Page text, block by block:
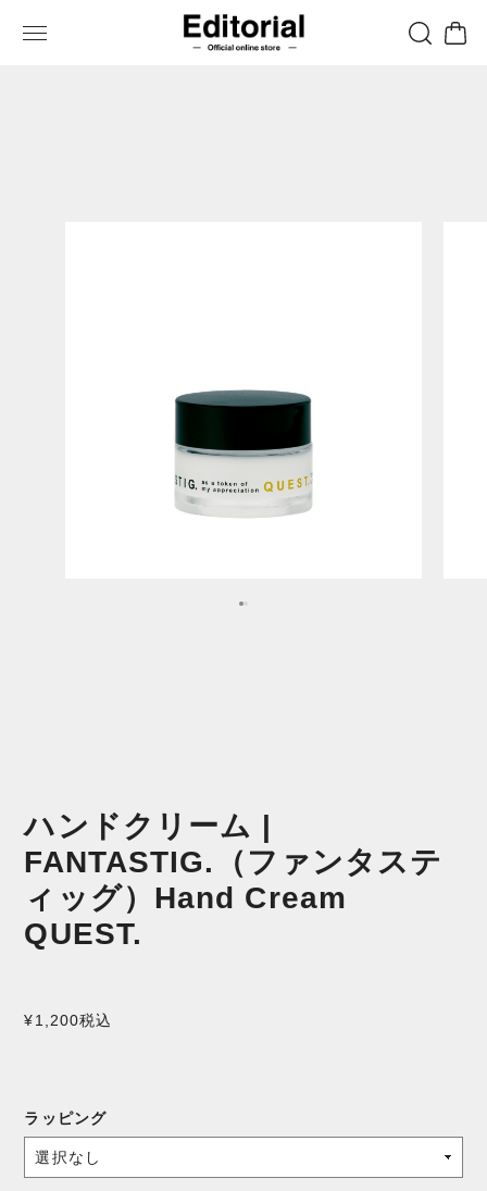
ハンドクリーム |
FANTASTIG.（ファンタステ
ィッグ）Hand Cream
QUEST.
¥1,200税込
ラッピング